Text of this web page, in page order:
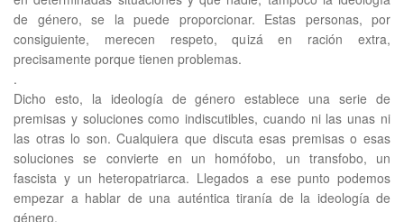
de género, se la puede proporcionar. Estas personas, por
consiguiente, merecen respeto, quizá en ración extra,
precisamente porque tienen problemas.
.
Dicho esto, la ideología de género establece una serie de
premisas y soluciones como indiscutibles, cuando ni las unas ni
las otras lo son. Cualquiera que discuta esas premisas o esas
soluciones se convierte en un homófobo, un transfobo, un
fascista y un heteropatriarca. Llegados a ese punto podemos
empezar a hablar de una auténtica tiranía de la ideología de
género.